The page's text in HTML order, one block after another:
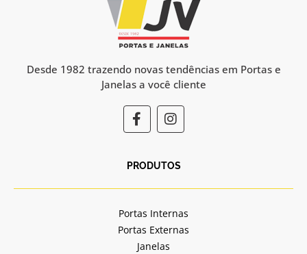
Desde 1982 trazendo novas tendências em Portas e
Janelas a você cliente
F
a
c
b
o
k
-
f
I
n
s
a
r
a
m
PRODUTOS
Portas Internas
Portas Externas
Janelas